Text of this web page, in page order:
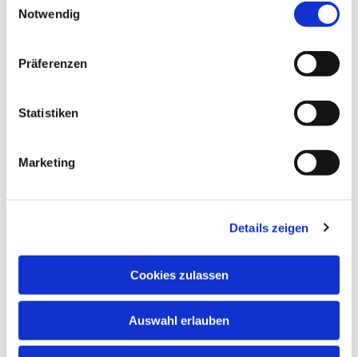
Notwendig
Präferenzen
Statistiken
Marketing
Details zeigen
Cookies zulassen
Auswahl erlauben
Dies könnte Sie auch